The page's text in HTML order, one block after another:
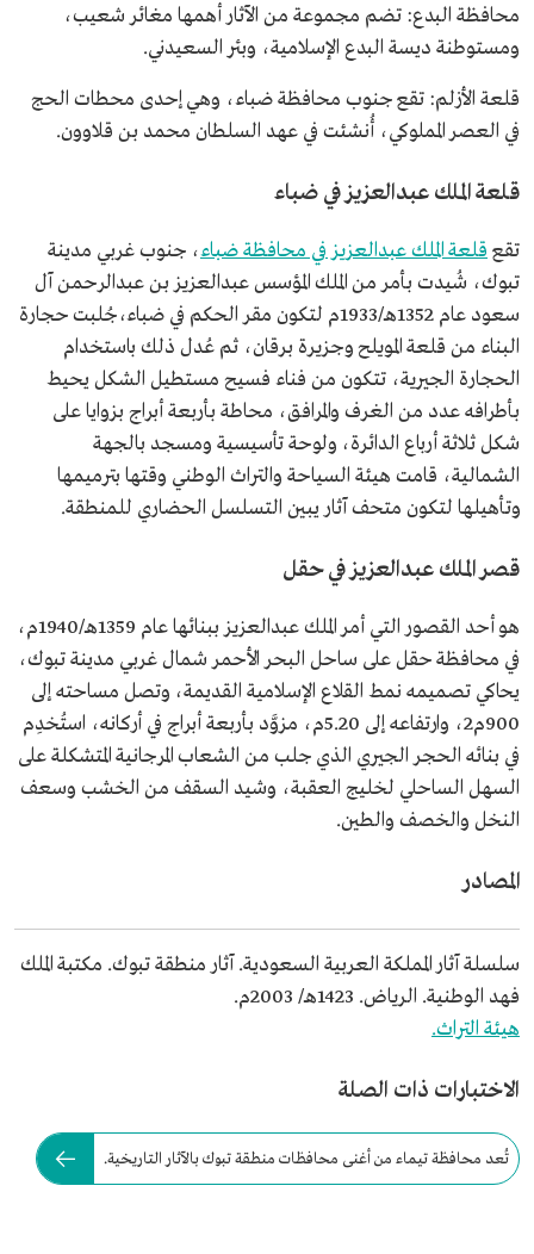
محافظة البدع: تضم مجموعة من الآثار أهمها مغائر شعيب،
ومستوطنة ديسة البدع الإسلامية، وبئر السعيدني.
قلعة الأزلم: تقع جنوب محافظة ضباء، وهي إحدى محطات الحج
في العصر المملوكي، أُنشئت في عهد السلطان محمد بن قلاوون.
قلعة الملك عبدالعزيز في ضباء
تقع قلعة الملك عبدالعزيز في محافظة ضباء، جنوب غربي مدينة
تبوك، شُيدت بأمر من الملك المؤسس عبدالعزيز بن عبدالرحمن آل
سعود عام 1352هـ/1933م لتكون مقر الحكم في ضباء،جُلبت حجارة
البناء من قلعة المويلح وجزيرة برقان، ثم عُدل ذلك باستخدام
الحجارة الجيرية، تتكون من فناء فسيح مستطيل الشكل يحيط
بأطرافه عدد من الغرف والمرافق، محاطة بأربعة أبراج بزوايا على
شكل ثلاثة أرباع الدائرة، ولوحة تأسيسية ومسجد بالجهة
الشمالية، قامت هيئة السياحة والتراث الوطني وقتها بترميمها
وتأهيلها لتكون متحف آثار يبين التسلسل الحضاري للمنطقة.
قصر الملك عبدالعزيز في حقل
هو أحد القصور التي أمر الملك عبدالعزيز ببنائها عام 1359هـ/1940م،
في محافظة حقل على ساحل البحر الأحمر شمال غربي مدينة تبوك،
يحاكي تصميمه نمط القلاع الإسلامية القديمة، وتصل مساحته إلى
900م2، وارتفاعه إلى 5.20م، مزوَّد بأربعة أبراج في أركانه، استُخدِم
في بنائه الحجر الجيري الذي جلب من الشعاب المرجانية المتشكلة على
السهل الساحلي لخليج العقبة، وشيد السقف من الخشب وسعف
النخل والخصف والطين.
المصادر
سلسلة آثار المملكة العربية السعودية. آثار منطقة تبوك. مكتبة الملك
فهد الوطنية. الرياض. 1423هـ/ 2003م.
هيئة التراث.
الاختبارات ذات الصلة
تُعد محافظة تيماء من أغنى محافظات منطقة تبوك بالآثار التاريخية.